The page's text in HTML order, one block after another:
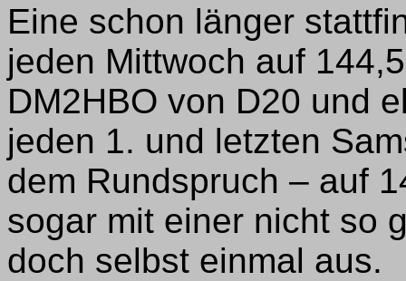
Eine schon länger
jeden Mittwoch auf
DM2HBO von D20 und
jeden 1. und letzten
dem Rundspruch – auf
sogar mit einer nicht so
doch selbst einmal aus.